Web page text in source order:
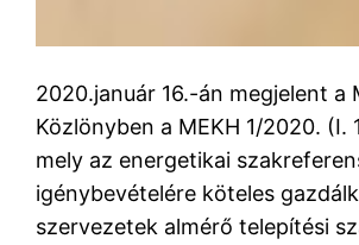
2020.január 16.-án megjelent a
Közlönyben a MEKH 1/2020. (I.
mely az energetikai
igénybevételére köteles
szervezetek almérő telepítési